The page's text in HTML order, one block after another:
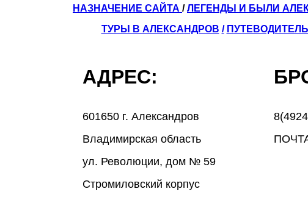
НАЗНАЧЕНИЕ САЙТА /ЛЕГЕНДЫ И БЫЛИ
ТУРЫ В АЛЕКСАНДРОВ /
АДРЕС:
601650 г. Александров
Владимирская область
ул. Революции, дом № 59
Стромиловский корпус